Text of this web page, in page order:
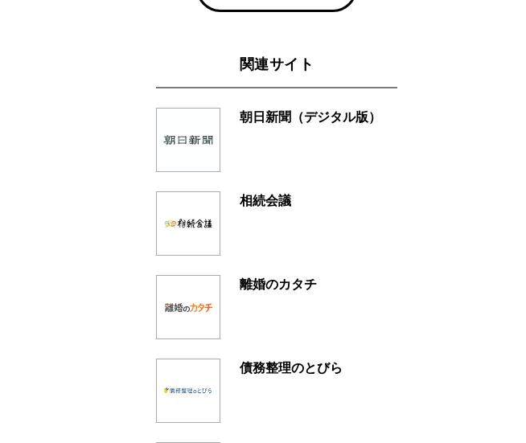
関連サイト
朝日新聞（デジタル版）
相続会議
離婚のカタチ
債務整理のとびら